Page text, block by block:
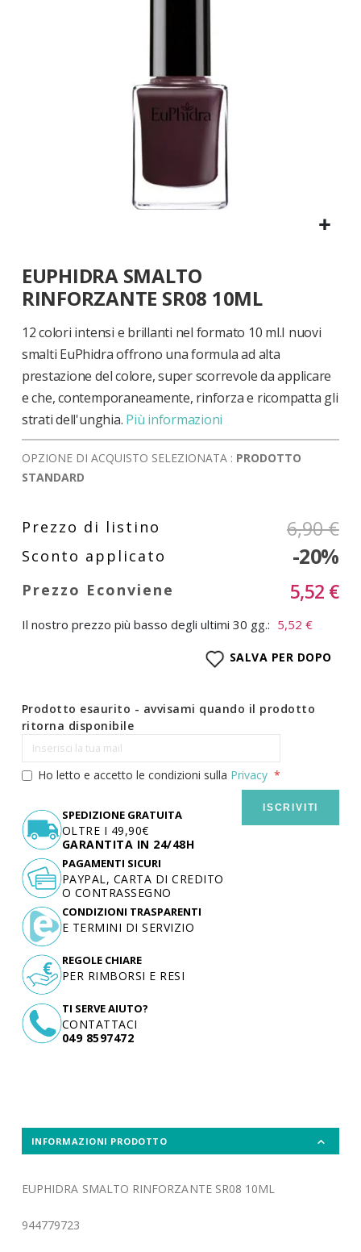
all'inizio
della
galleria
di
immagini
EUPHIDRA SMALTO
RINFORZANTE SR08 10ML
12 colori intensi e brillanti nel formato 10 ml.I nuovi
smalti EuPhidra offrono una formula ad alta
prestazione del colore, super scorrevole da applicare
e che, contemporaneamente, rinforza e ricompatta gli
strati dell'unghia. Più informazioni
OPZIONE DI ACQUISTO SELEZIONATA : PRODOTTO
STANDARD
6,90 €
-20%
5,52 €
Il nostro prezzo più basso degli ultimi 30 gg.: 5,52 €
SALVA PER DOPO
Prodotto esaurito - avvisami quando il prodotto
ritorna disponibile
Ho letto e accetto le condizioni sulla Privacy
ISCRIVITI
SPEDIZIONE GRATUITA
OLTRE I 49,90€
GARANTITA IN 24/48H
TI SERVE AIUTO?
CONTATTACI
049 8597472
PAGAMENTI SICURI
PAYPAL, CARTA DI CREDITO
O CONTRASSEGNO
CONDIZIONI TRASPARENTI
E TERMINI DI SERVIZIO
REGOLE CHIARE
PER RIMBORSI E RESI
INFORMAZIONI PRODOTTO
EUPHIDRA SMALTO RINFORZANTE SR08 10ML
944779723